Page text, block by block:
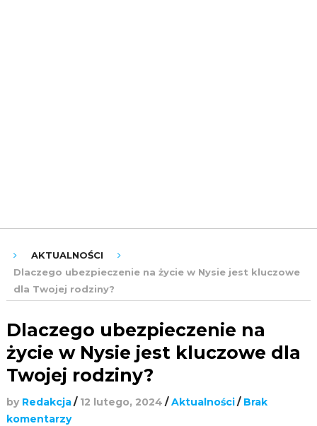
AKTUALNOŚCI
Dlaczego ubezpieczenie na życie w Nysie jest kluczowe
dla Twojej rodziny?
Dlaczego ubezpieczenie na
życie w Nysie jest kluczowe dla
Twojej rodziny?
by Redakcja/ 12 lutego, 2024 / Aktualności/ Brak
komentarzy